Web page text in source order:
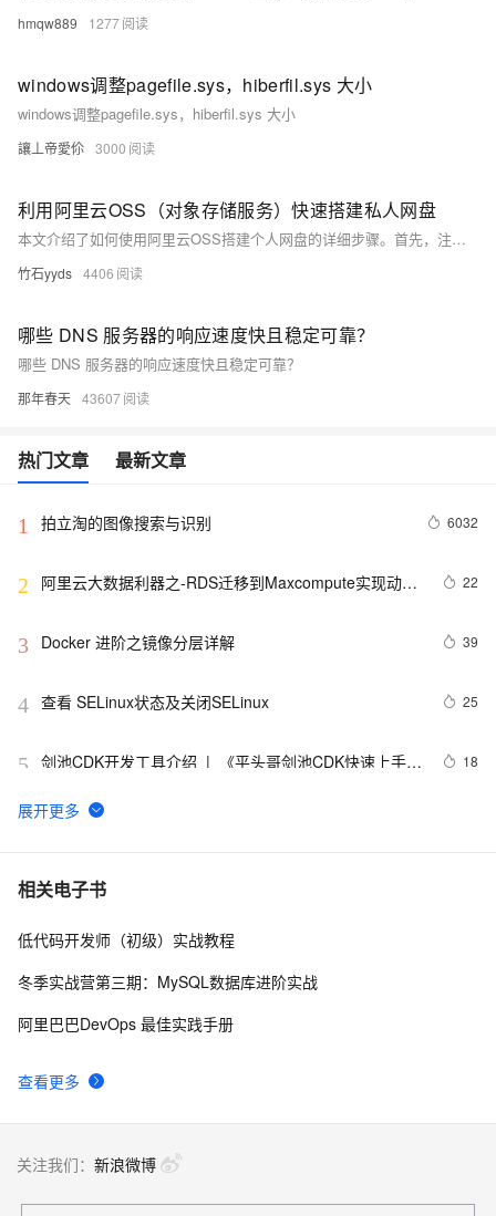
hmqw889 1277
windows调整pagefile.sys，hiberfil.sys 大小
windows调整pagefile.sys，hiberfil.sys 大小
讓丄帝愛伱 3000
利用阿里云OSS（对象存储服务）快速搭建私人网盘
本文介绍了如何使用阿里云OSS搭建个人网盘的详细步骤。首先，注册阿里云账号并开通OSS服务，创建Bucket；接着，配置AccessKey和跨域访问（CORS）规则。然后，选择开源项目（如FileBrowser）或自定义前端，结合OSS SDK实现文件上传下载功能。最后，部署到服务器并绑定域名，确保安全与性能优化，如权限控制、数据备份及CDN加速。
竹石yyds 4406
哪些 DNS 服务器的响应速度快且稳定可靠？
哪些 DNS 服务器的响应速度快且稳定可靠？
那年春天 43607
热门文章 最新文章
1 拍立淘的图像搜索与识别 6032
2
阿里云大数据利器之-RDS迁移到Maxcompute实现动态
22
3 Docker 进阶之镜像分层详解 39
4 查看 SELinux状态及关闭SELinux 25
5 剑池CDK开发工具介绍  |  《平头哥剑池CDK快速上手指
18
6 WebAssembly 在 MOSN 中的实践 - 基础框架篇
7 userdel使用说明
8 自己看系统的“系统还原”
相关电子书
查看更多
低代码开发师（初级）实战教程
冬季实战营第三期：MySQL数据库进阶实战
阿里巴巴DevOps 最佳实践手册
关注我们： 新浪微博